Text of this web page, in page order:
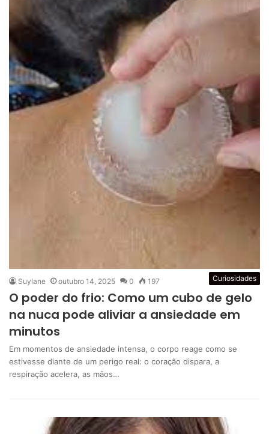
Curiosidades
Suylane outubro 14, 2025 0 197
O poder do frio: Como um cubo de gelo
na nuca pode aliviar a ansiedade em
minutos
Em momentos de ansiedade intensa, o corpo reage como se
estivesse diante de um perigo real: o coração dispara, a
respiração acelera, as mãos…